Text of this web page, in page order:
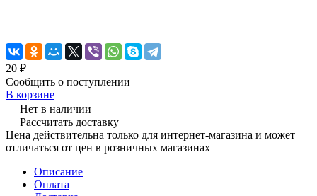
20 ₽
Сообщить о поступлении
В корзине
Нет в наличии
Рассчитать доставку
Цена действительна только для интернет-магазина и может
отличаться от цен в розничных магазинах
Описание
Оплата